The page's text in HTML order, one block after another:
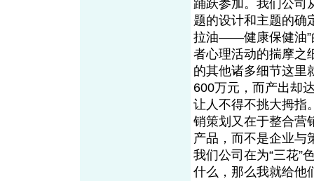
踊跃参加。我们公司
题的设计和主题的确
拉油——健康保健油”
者心理活动的揣摩之
的其他诸多细节这里
600万元，而产出却
让人不得不挑大拇指
销策划又在于整合营
产品，而不是企业与
我们公司在为“三花”
什么，那么我就给他